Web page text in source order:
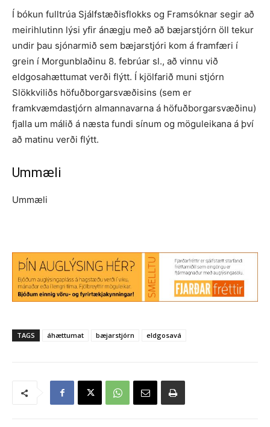
Í bókun fulltrúa Sjálfstæðisflokks og Framsóknar segir að
meirihlutinn lýsi yfir ánægju með að bæjarstjórn öll tekur
undir þau sjónarmið sem bæjarstjóri kom á framfæri í
grein í Morgunblaðinu 8. febrúar sl., að vinnu við
eldgosahættumat verði flýtt. Í kjölfarið muni stjórn
Slökkviliðs höfuðborgarsvæðisins (sem er
framkvæmdastjórn almannavarna á höfuðborgarsvæðinu)
fjalla um málið á næsta fundi sínum og möguleikana á því
að matinu verði flýtt.
Ummæli
Ummæli
TAGS áhættumat bæjarstjórn eldgosavá